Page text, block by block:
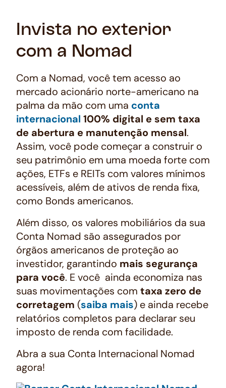
Invista no exterior
com a Nomad
Com a Nomad, você tem acesso ao
mercado acionário norte-americano na
palma da mão com uma conta
internacional 100% digital e sem taxa
de abertura e manutenção mensal.
Assim, você pode começar a construir o
seu patrimônio em uma moeda forte com
ações, ETFs e REITs com valores mínimos
acessíveis, além de ativos de renda fixa,
como Bonds americanos.
Além disso, os valores mobiliários da sua
Conta Nomad são assegurados por
órgãos americanos de proteção ao
investidor, garantindo mais segurança
para você. E você ainda economiza nas
suas movimentações com taxa zero de
corretagem (saiba mais) e ainda recebe
relatórios completos para declarar seu
imposto de renda com facilidade.
Abra a sua Conta Internacional Nomad
agora!